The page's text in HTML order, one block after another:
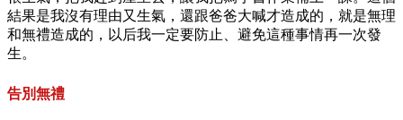
結果是我沒有理由又生氣，還跟爸爸大喊才造成的，就是無理
和無禮造成的，以后我一定要防止、避免這種事情再一次發
生。
告別無禮